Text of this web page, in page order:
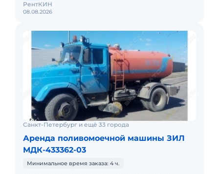
08.08.2026
РентКИН
Санкт-Петербург и ещё 33 города
Аренда поливомоечной машины ЗИЛ
МДК-433362-03
Минимальное время заказа: 4 ч.